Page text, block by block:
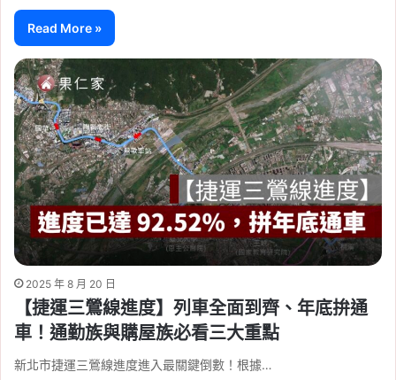
Read More »
2025 年 8 月 20 日
【捷運三鶯線進度】列車全面到齊、年底拚通
車！通勤族與購屋族必看三大重點
新北市捷運三鶯線進度進入最關鍵倒數！根據…